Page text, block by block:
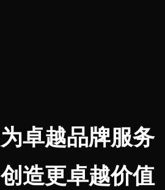
为卓越品牌服务
创造更卓越价值